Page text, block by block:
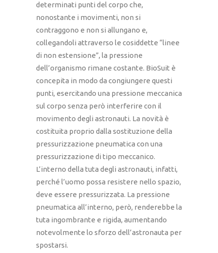
determinati punti del corpo che,
nonostante i movimenti, non si
contraggono e non si allungano e,
collegandoli attraverso le cosiddette “linee
di non estensione”, la pressione
dell’organismo rimane costante. BioSuit è
concepita in modo da congiungere questi
punti, esercitando una pressione meccanica
sul corpo senza però interferire con il
movimento degli astronauti. La novità è
costituita proprio dalla sostituzione della
pressurizzazione pneumatica con una
pressurizzazione di tipo meccanico.
L’interno della tuta degli astronauti, infatti,
perché l’uomo possa resistere nello spazio,
deve essere pressurizzata. La pressione
pneumatica all’interno, però, renderebbe la
tuta ingombrante e rigida, aumentando
notevolmente lo sforzo dell’astronauta per
spostarsi.